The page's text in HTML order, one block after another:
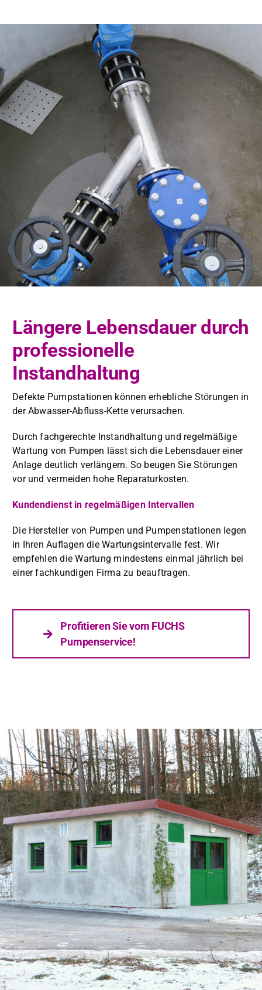
Längere Lebensdauer durch
professionelle
Instandhaltung
Defek­te Pump­sta­tio­nen kön­nen erhe­bliche Störun­gen in
der Abwass­er-Abfluss-Kette verur­sachen.
Durch fachgerechte Instand­hal­tung und regelmäßige
Wartung von Pumpen lässt sich die Lebens­dauer ein­er
Anlage deut­lich ver­längern. So beu­gen Sie Störun­gen
vor und ver­mei­den hohe Reparaturkosten.
Kun­den­di­enst in regelmäßi­gen Inter­vallen
Die Her­steller von Pumpen und Pumpen­sta­tio­nen leg­en
in Ihren Aufla­gen die Wartungsin­ter­valle fest. Wir
empfehlen die Wartung min­destens ein­mal jährlich bei
ein­er fachkundi­gen Fir­ma zu beauf­tra­gen.
Prof­i­tieren Sie vom FUCHS
Pumpenser­vice!